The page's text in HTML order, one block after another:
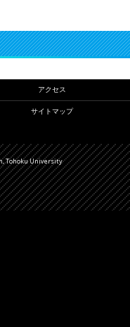
アクセス
サイトマップ
Tohoku University